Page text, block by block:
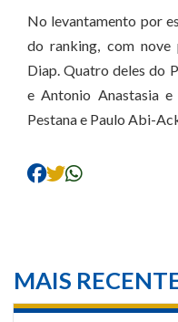
No levantamento por
do ranking, com nove
Diap. Quatro deles do
e Antonio Anastasia
Pestana e Paulo Abi-
MAIS